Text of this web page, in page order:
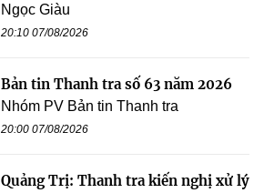
Ngọc Giàu
20:10 07/08/2026
Bản tin Thanh tra số 63 năm 2026
Nhóm PV Bản tin Thanh tra
20:00 07/08/2026
Quảng Trị: Thanh tra kiến nghị xử lý